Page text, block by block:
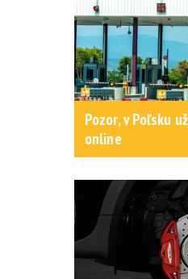
Pozor, v Poľsku
online